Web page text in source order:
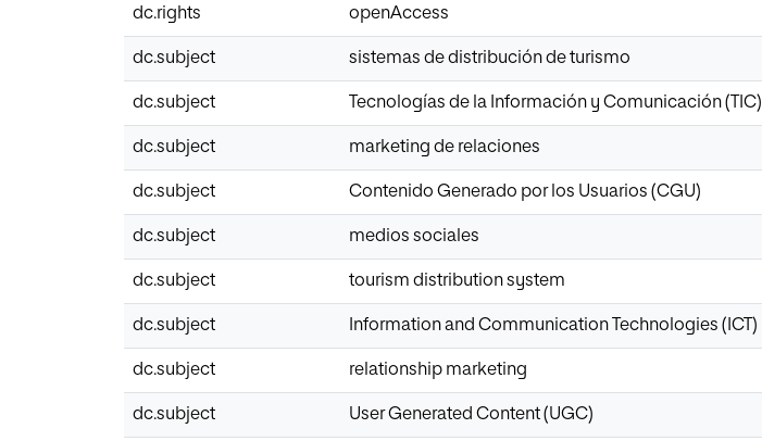
dc.rights openAccess
dc.subject sistemas de distribución de turismo
dc.subject Tecnologías de la Información y Comunicación (TIC)
dc.subject marketing de relaciones
dc.subject Contenido Generado por los Usuarios (CGU)
dc.subject medios sociales
dc.subject tourism distribution system
dc.subject Information and Communication Technologies (ICT)
dc.subject relationship marketing
dc.subject User Generated Content (UGC)